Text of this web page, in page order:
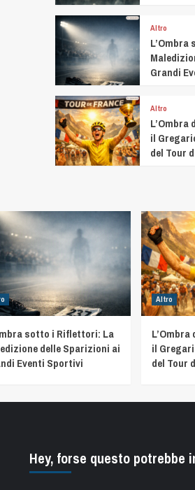
Altro
Grandi
Altro
L’Ombra
il
del Tour
sotto i Riflettori: La
delle Sparizioni ai
Eventi Sportivi
Altro
il
del Tour
Hey, forse questo potrebbe